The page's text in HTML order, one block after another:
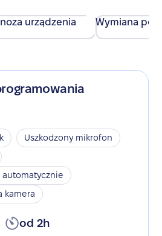
urządzenia Wymiana
Uszkodzony mikrofon
automatycznie
kamera
od 2h